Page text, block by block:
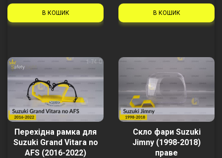
В КОШИК В КОШИК
Перехідна рамка для
Suzuki Grand Vitara no
AFS (2016-2022)
Скло фари Suzuki
Jimny (1998-2018)
праве